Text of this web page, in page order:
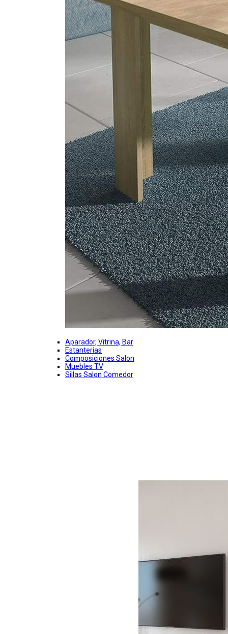
Aparador, Vitrina, Bar
Estanterias
Composiciones Salon
Muebles TV
Sillas Salon Comedor